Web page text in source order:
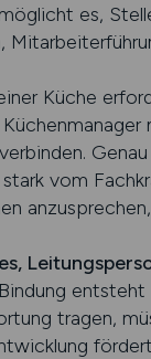
es,
Küche
stark vom
entsteht
tragen,